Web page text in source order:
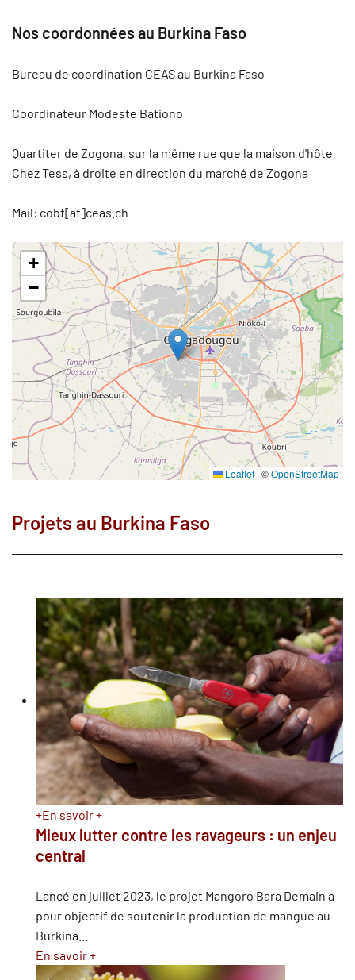
Nos coordonnées au Burkina Faso
Bureau de coordination CEAS au Burkina Faso
Coordinateur Modeste Bationo
Quartiter de Zogona, sur la même rue que la maison d'hôte
Chez Tess, à droite en direction du marché de Zogona
Mail: cobf[at]ceas.ch
+
−
Leaflet | ©OpenStreetMap
Projets au Burkina Faso
+En savoir +
Mieux lutter contre les ravageurs : un enjeu
central
Lancé en juillet 2023, le projet Mangoro Bara Demain a
pour objectif de soutenir la production de mangue au
Burkina
En savoir +